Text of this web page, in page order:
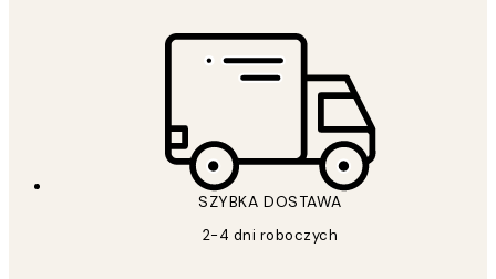
SZYBKA DOSTAWA
2-4 dni roboczych